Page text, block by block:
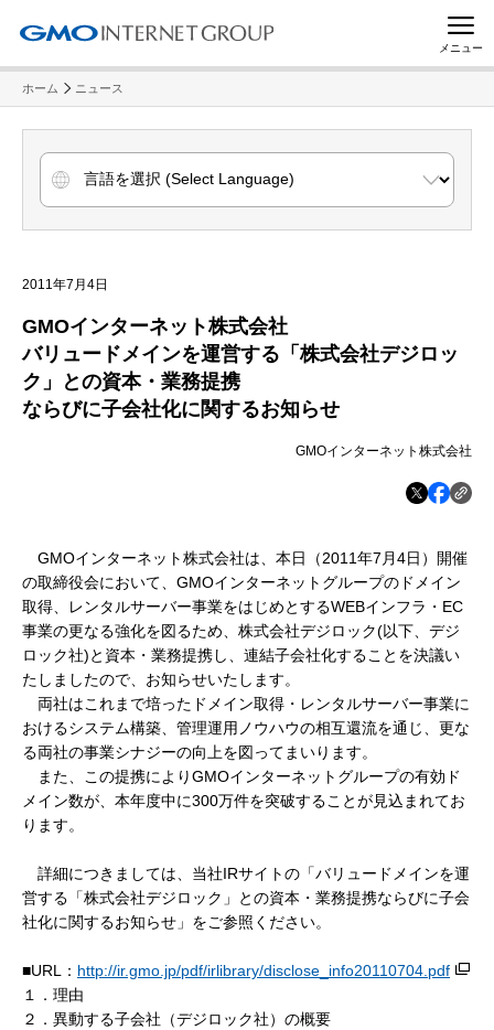
メニュー
ホーム ニュース
2011年7月4日
GMOインターネット株式会社
バリュードメインを運営する「株式会社デジロッ
ク」との資本・業務提携
ならびに子会社化に関するお知らせ
GMOインターネット株式会社
GMOインターネット株式会社は、本日（2011年7月4日）開催
の取締役会において、GMOインターネットグループのドメイン
取得、レンタルサーバー事業をはじめとするWEBインフラ・EC
事業の更なる強化を図るため、株式会社デジロック(以下、デジ
ロック社)と資本・業務提携し、連結子会社化することを決議い
たしましたので、お知らせいたします。
両社はこれまで培ったドメイン取得・レンタルサーバー事業に
おけるシステム構築、管理運用ノウハウの相互還流を通じ、更な
る両社の事業シナジーの向上を図ってまいります。
また、この提携によりGMOインターネットグループの有効ド
メイン数が、本年度中に300万件を突破することが見込まれてお
ります。
詳細につきましては、当社IRサイトの「バリュードメインを運
営する「株式会社デジロック」との資本・業務提携ならびに子会
社化に関するお知らせ」をご参照ください。
■URL： http://ir.gmo.jp/pdf/irlibrary/disclose_info20110704.pdf
１．理由
２．異動する子会社（デジロック社）の概要